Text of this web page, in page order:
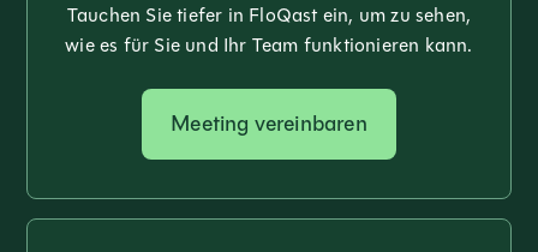
Tauchen Sie tiefer in FloQast ein, um zu sehen,
wie es für Sie und Ihr Team funktionieren kann.
Meeting vereinbaren